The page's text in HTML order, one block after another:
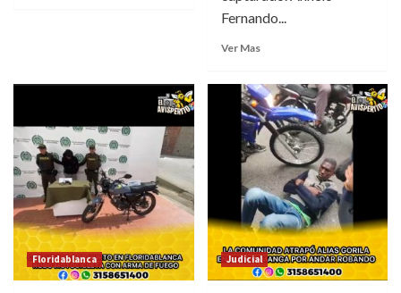
Fernando...
Ver Mas
Floridablanca Judicial